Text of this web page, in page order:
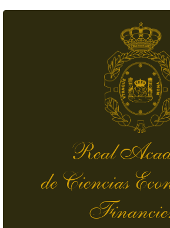
Real
de Ciencias